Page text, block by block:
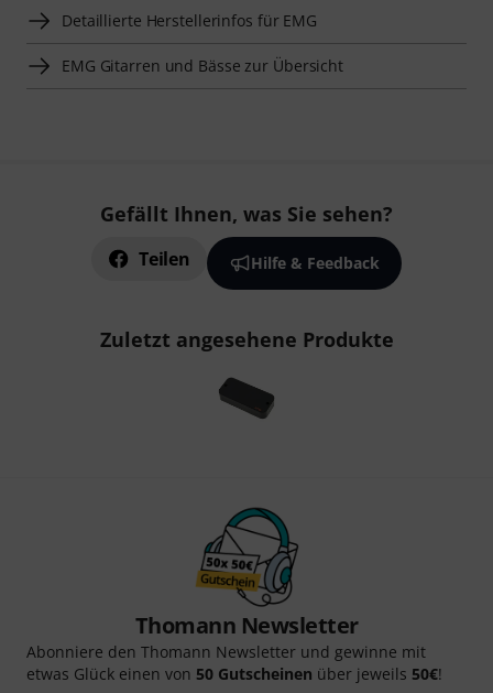
Detaillierte Herstellerinfos für EMG
EMG Gitarren und Bässe zur Übersicht
Gefällt Ihnen, was Sie sehen?
Teilen Hilfe & Feedback
Zuletzt angesehene Produkte
Thomann Newsletter
Abonniere den Thomann Newsletter und gewinne mit
etwas Glück einen von 50 Gutscheinen über jeweils 50€!